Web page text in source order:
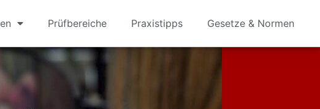
Prüfbereiche Praxistipps Gesetze & Normen